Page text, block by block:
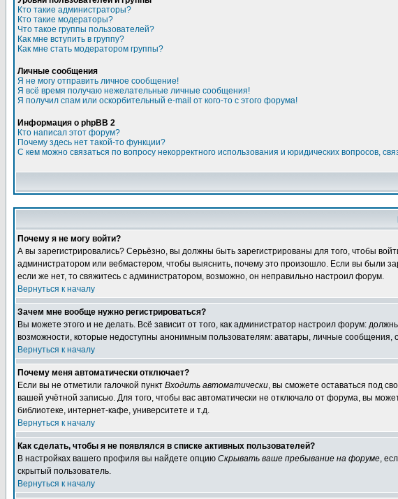
Кто такие администраторы?
Кто такие модераторы?
Что такое группы пользователей?
Как мне вступить в группу?
Как мне стать модератором группы?
Личные сообщения
Я не могу отправить личное сообщение!
Я всё время получаю нежелательные личные сообщения!
Я получил спам или оскорбительный e-mail от кого-то с этого форума!
Информация о phpBB 2
Кто написал этот форум?
Почему здесь нет такой-то функции?
С кем можно связаться по вопросу некорректного использования и юридических вопросов,
Почему я не могу войти?
А вы зарегистрировались? Серьёзно, вы должны быть зарегистрированы для того, чтобы
администратором или вебмастером, чтобы выяснить, почему это произошло. Если вы были
если же нет, то свяжитесь с администратором, возможно, он неправильно настроил форум.
Вернуться к началу
Зачем мне вообще нужно регистрироваться?
Вы можете этого и не делать. Всё зависит от того, как администратор настроил форум:
возможности, которые недоступны анонимным пользователям: аватары, личные сообщения,
Вернуться к началу
Почему меня автоматически отключает?
Если вы не отметили галочкой пункт Входить автоматически, вы сможете оставаться под
вашей учётной записью. Для того, чтобы вас автоматически не отключало от форума, вы
библиотеке, интернет-кафе, университете и т.д.
Вернуться к началу
Как сделать, чтобы я не появлялся в списке активных пользователей?
В настройках вашего профиля вы найдете опцию Скрывать ваше пребывание на форуме,
скрытый пользователь.
Вернуться к началу